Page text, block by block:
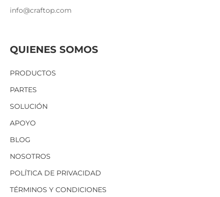
QUIENES SOMOS
PRODUCTOS
PARTES
SOLUCIÓN
APOYO
BLOG
NOSOTROS
POLÍTICA DE PRIVACIDAD
TÉRMINOS Y CONDICIONES
info@craftop.com